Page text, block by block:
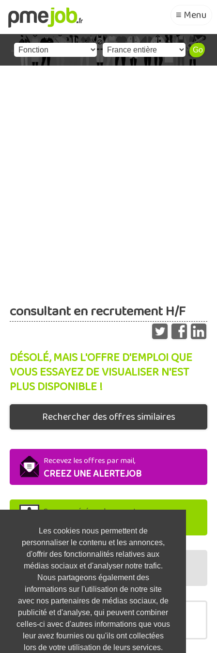
Les cookies nous permettent de
personnaliser le contenu et les annonces,
d'offrir des fonctionnalités relatives aux
médias sociaux et d'analyser notre trafic.
Nous partageons également des
informations sur l'utilisation de notre site
avec nos partenaires de médias sociaux, de
publicité et d'analyse, qui peuvent combiner
celles-ci avec d'autres informations que vous
leur avez fournies ou qu'ils ont collectées
lors de votre utilisation de leurs services.
≡ Menu
consultant en recrutement H/F
DÉSOLÉ, MAIS L'OFFRE D'EMPLOI QUE
VOUS ESSAYEZ DE VISUALISER N'EST
PLUS DISPONIBLE !
Rechercher des offres similaires
Recevez les offres par mail,
CREEZ UNE ALERTEJOB
Soyez repéré par les recruteurs,
DEPOSEZ VOTRE CV
Préparez vos entretiens,
TESTEZ-VOUS
OFFRES SIMILAIRES